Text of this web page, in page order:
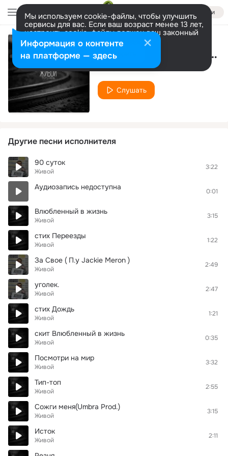
Войти
Мы используем cookie-файлы, чтобы улучшить
сервисы для вас. Если ваш возраст менее 13 лет,
настроить cookie-файлы должен ваш законный
представитель. Больше информации
Разрешить все Настроить Исповедь(Жук Prod.)
Живой
Слушать
Другие песни исполнителя
90 суток
Живой
3:22
Аудиозапись недоступна 0:01
Влюбленный в жизнь
Живой
3:15
стих Переезды
Живой
1:22
За Свое ( П.у Jackie Meron )
Живой
2:49
уголек.
Живой
2:47
стих Дождь
Живой
1:21
скит Влюбленный в жизнь
Живой
0:35
Посмотри на мир
Живой
3:32
Тип-топ
Живой
2:55
Сожги меня(Umbra Prod.)
Живой
3:15
Исток
Живой
2:11
Информация о контенте
на платформе — здесь